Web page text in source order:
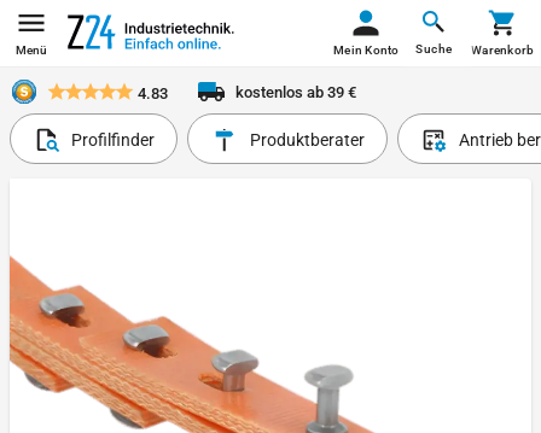
Menü Suche
Mein Konto Warenkorb
4.83 kostenlos ab 39 €
Profilfinder Produktberater Antrieb